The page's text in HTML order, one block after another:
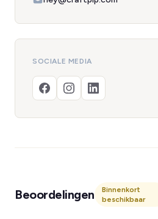
SOCIALE MEDIA
Beoordelingen
Binnenkort
beschikbaar